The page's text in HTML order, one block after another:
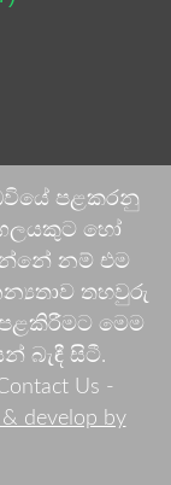
පළකරනු
හෝ
නම් එම
තහවුරු
මෙම
බැඳී සිටී.
Us -
& develop by